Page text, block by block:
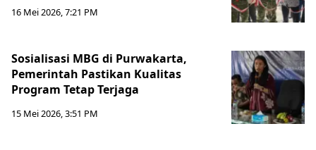
16 Mei 2026, 7:21 PM
Sosialisasi MBG di Purwakarta,
Pemerintah Pastikan Kualitas
Program Tetap Terjaga
15 Mei 2026, 3:51 PM